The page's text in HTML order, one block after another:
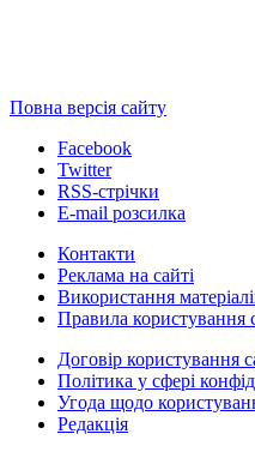
Повна версія сайту
Facebook
Twitter
RSS-стрічки
E-mail розсилка
Контакти
Реклама на сайті
Використання
Правила користування
Договір користування
Політика у сфері
Угода щодо
Редакція